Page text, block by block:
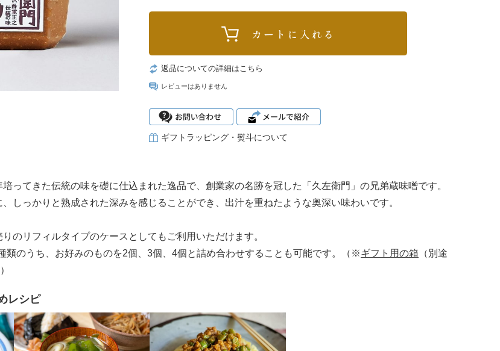
返品についての詳細はこちら
レビューはありません
ギフトラッピング・熨斗について
ってきた伝統の味を礎に仕込まれた逸品で、創業家の名跡を冠した「久左衛門」の兄弟蔵味噌です。
しっかりと熟成された深みを感じることができ、出汁を重ねたような奥深い味わいです。
のリフィルタイプのケースとしてもご利用いただけます。
類のうち、お好みのものを2個、3個、4個と詰め合わせすることも可能です。（※ギフト用の箱 （別途
レシピ